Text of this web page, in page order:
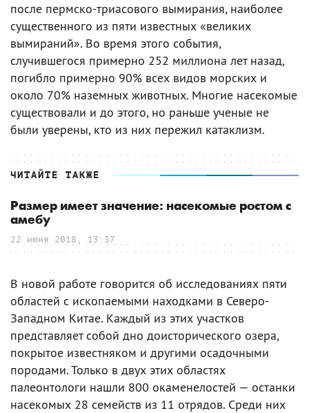
после пермско-триасового вымирания, наиболее
существенного из пяти известных «великих
вымираний». Во время этого события,
случившегося примерно 252 миллиона лет назад,
погибло примерно 90% всех видов морских и
около 70% наземных животных. Многие насекомые
существовали и до этого, но раньше ученые не
были уверены, кто из них пережил катаклизм.
ЧИТАЙТЕ ТАКЖЕ
Размер имеет значение: насекомые ростом с
амебу
22 июня 2018, 13:37
В новой работе говорится об исследованиях пяти
областей с ископаемыми находками в Северо-
Западном Китае. Каждый из этих участков
представляет собой дно доисторического озера,
покрытое известняком и другими осадочными
породами. Только в двух этих областях
палеонтологи нашли 800 окаменелостей — останки
насекомых 28 семейств из 11 отрядов. Среди них